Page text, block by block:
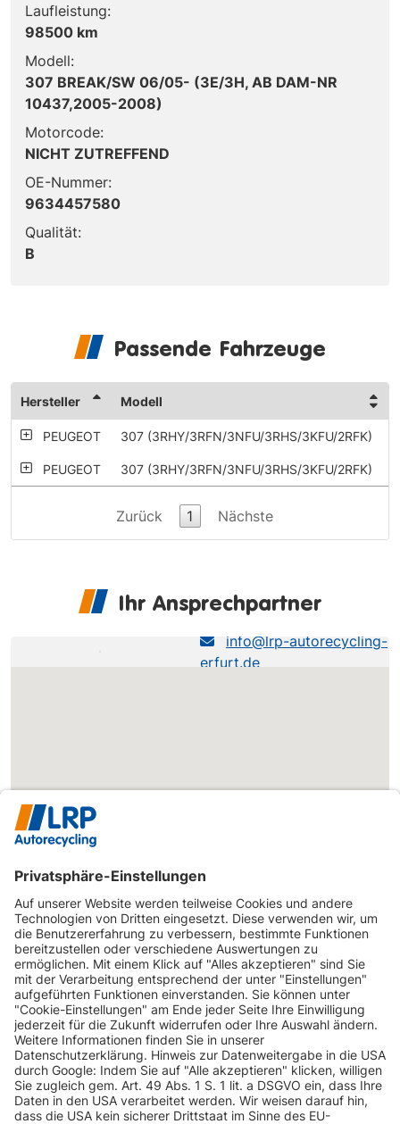
Laufleistung:
98500 km
Modell:
307 BREAK/SW 06/05- (3E/3H, AB DAM-NR
10437,2005-2008)
Motorcode:
NICHT ZUTREFFEND
OE-Nummer:
9634457580
Qualität:
B
Passende Fahrzeuge
Hersteller Modell
PEUGEOT 307 (3RHY/3RFN/3NFU/3RHS/3KFU/2RFK)
PEUGEOT 307 (3RHY/3RFN/3NFU/3RHS/3KFU/2RFK)
Zurück 1 Nächste
Ihr Ansprechpartner
LRP Erfurt
info@lrp-autorecycling-
erfurt.de
INFORMATIONEN
KUNDENSERVICE